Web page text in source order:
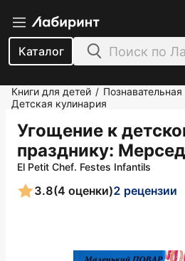
Каталог
Книги для детей /
Детская кулинария
Угощение к
празднику:
El Petit Chef. Festes Infantils
3.8(4 оценки)2 рецензии